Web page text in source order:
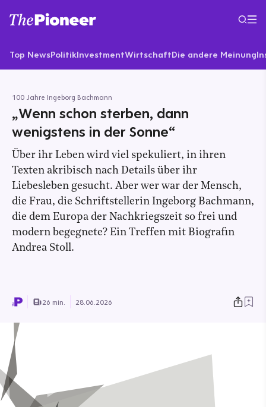
Top NewsPolitikInvestmentWirtschaftDie andere Meinung
100 Jahre Ingeborg Bachmann
„Wenn schon sterben, dann
wenigstens in der Sonne“
Über ihr Leben wird viel spekuliert, in ihren
Texten akribisch nach Details über ihr
Liebesleben gesucht. Aber wer war der Mensch,
die Frau, die Schriftstellerin Ingeborg Bachmann,
die dem Europa der Nachkriegszeit so frei und
modern begegnete? Ein Treffen mit Biografin
Andrea Stoll.
26 min. 28.06.2026